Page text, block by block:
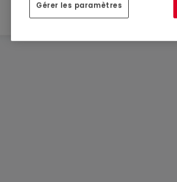
Gérer les paramètres